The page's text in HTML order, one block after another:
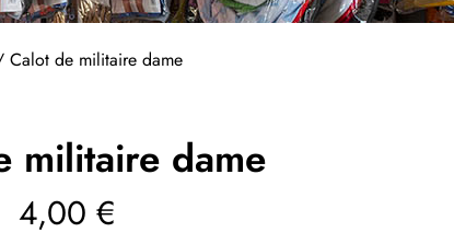
Calot de militaire dame
militaire dame
4,00 €